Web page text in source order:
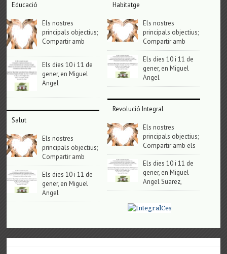
Educació
Els nostres
principals objectius;
Compartir amb
Els dies 10 i 11 de
gener, en Miguel
Angel
Salut
Els nostres
principals objectius;
Compartir amb
Els dies 10 i 11 de
gener, en Miguel
Angel
Habitatge
Els nostres
principals objectius;
Compartir amb
Els dies 10 i 11 de
gener, en Miguel
Angel
Revolució Integral
Els nostres
principals objectius;
Compartir amb els
Els dies 10 i 11 de
gener, en Miguel
Angel Suarez,